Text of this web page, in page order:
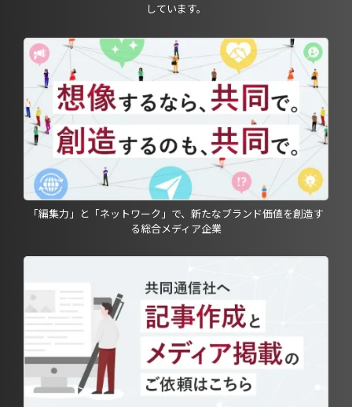
しています。
「編集力」と「ネットワーク」で、新たなブランド価値を創造す
る総合メディア企業